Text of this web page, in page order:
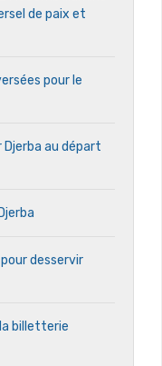
de paix et
pour le
Djerba au départ
desservir
billetterie